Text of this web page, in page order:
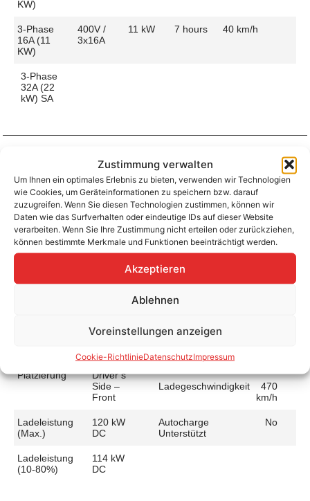
Zustimmung verwalten
Um Ihnen ein optimales Erlebnis zu bieten, verwenden wir Technologien
wie Cookies, um Geräteinformationen zu speichern bzw. darauf
zuzugreifen. Wenn Sie diesen Technologien zustimmen, können wir
Daten wie das Surfverhalten oder eindeutige IDs auf dieser Website
verarbeiten. Wenn Sie Ihre Zustimmung nicht erteilen oder zurückziehen,
können bestimmte Merkmale und Funktionen beeinträchtigt werden.
Akzeptieren
Ablehnen
Voreinstellungen anzeigen
Cookie-RichtlinieDatenschutzImpressum
KW)
3-Phase
16A (11
KW)
400V /
3x16A
11 kW 7 hours 40 km/h
3-Phase
32A (22
kW) SA
Aufladen zu Hause / am Fahrtziel
Ladeanschluss Type 2
Platzierung
Driver’s
Side –
Front
Ladezeit (0-
>490 Km)
7 hours
Ladegeschwindigkeit 40 km/h
Schnellladen
Platzierung
Driver’s
Side –
Front
Ladeleistung
(max.)
120 kW
DC
Ladeleistung
(10-80%)
114 kW
DC
>392 Km)
Ladegeschwindigkeit
470
km/h
Autocharge
Unterstützt
No